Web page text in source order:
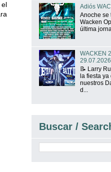
Adiós
Anoche se
Wacken
última
WACKEN
📝 Larry
la fiesta ya
nuestros
d...
Buscar /